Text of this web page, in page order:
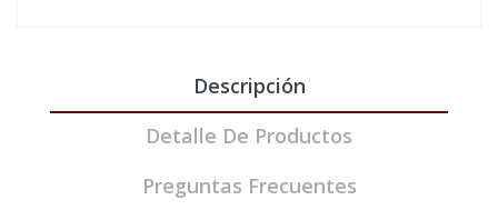
Descripción
Detalle De Productos
Preguntas Frecuentes